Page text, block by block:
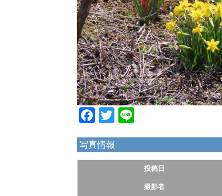
Facebook
Twitter
写真情報
投稿日
撮影者